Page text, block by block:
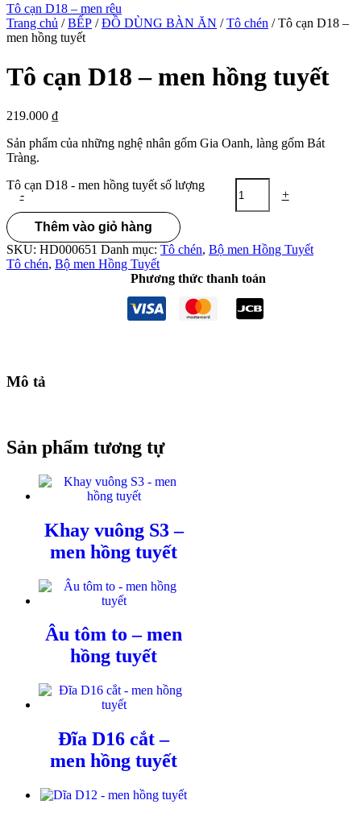
Tô cạn D18 – men rêu
Trang chủ /BẾP /ĐỒ DÙNG BÀN ĂN /Tô chén / Tô cạn D18 –
men hồng tuyết
Tô cạn D18 – men hồng tuyết
219.000 ₫
Sản phẩm của những nghệ nhân gốm Gia Oanh, làng gốm Bát
Tràng.
-
Tô cạn D18 - men hồng tuyết số lượng
+
Thêm vào giỏ hàng
SKU: HD000651 Danh mục: Tô chén, Bộ men Hồng Tuyết
Tô chén, Bộ men Hồng Tuyết
Phương thức thanh toán
Mô tả
Sản phẩm tương tự
Khay vuông S3 –
men hồng tuyết
Âu tôm to – men
hồng tuyết
Đĩa D16 cắt –
men hồng tuyết